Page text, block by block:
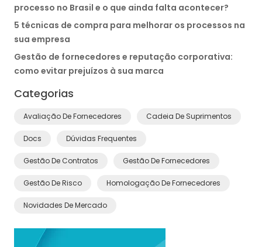
processo no Brasil e o que ainda falta acontecer?
5 técnicas de compra para melhorar os processos na
sua empresa
Gestão de fornecedores e reputação corporativa:
como evitar prejuízos à sua marca
Categorias
Avaliação De Fornecedores Cadeia De Suprimentos
Docs Dúvidas Frequentes
Gestão De Contratos Gestão De Fornecedores
Gestão De Risco Homologação De Fornecedores
Novidades De Mercado